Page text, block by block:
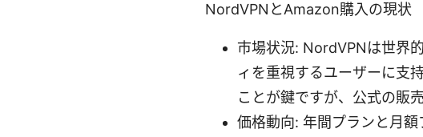
NordVPNとAmazon購入の現状
市場状況: NordVPNは世界
ィを重視するユーザーに支
ことが鍵ですが、公式の販
価格動向: 年間プランと月額